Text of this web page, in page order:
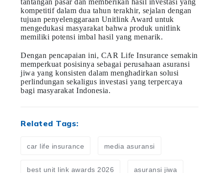
kompetitif dalam dua tahun terakhir, sejalan dengan
tujuan penyelenggaraan Unitlink Award untuk
mengedukasi masyarakat bahwa produk unitlink
memiliki potensi imbal hasil yang menarik.
Dengan pencapaian ini, CAR Life Insurance semakin
memperkuat posisinya sebagai perusahaan asuransi
jiwa yang konsisten dalam menghadirkan solusi
perlindungan sekaligus investasi yang terpercaya
bagi masyarakat Indonesia.
Related Tags:
car life insurance media asuransi
best unit link awards 2026 asuransi jiwa